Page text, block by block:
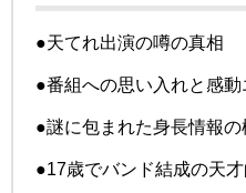
●天てれ出演の噂の真相
●番組への思い入れと感動
●謎に包まれた身長情報の
●17歳でバンド結成の天